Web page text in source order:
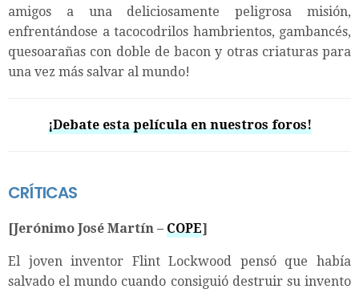
amigos a una deliciosamente peligrosa misión,
enfrentándose a tacocodrilos hambrientos, gambancés,
quesoarañas con doble de bacon y otras criaturas para
una vez más salvar al mundo!
¡Debate esta película en nuestros foros!
CRÍTICAS
[Jerónimo José Martín – COPE]
El joven inventor Flint Lockwood pensó que había
salvado el mundo cuando consiguió destruir su invento